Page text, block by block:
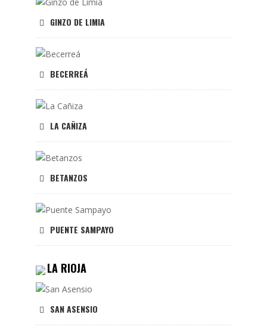
GINZO DE LIMIA
BECERREÁ
LA CAÑIZA
BETANZOS
PUENTE SAMPAYO
LA RIOJA
SAN ASENSIO